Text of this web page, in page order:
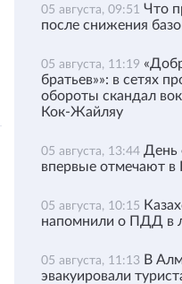
05 августа, 09:51 Что
после снижения
05 августа, 11:19
братьев»»: в сетях
обороты скандал
Кок-Жайляу
05 августа, 13:44 День
впервые отмечают в
05 августа, 10:15
напомнили о ПДД в
05 августа, 11:13 В
эвакуировали